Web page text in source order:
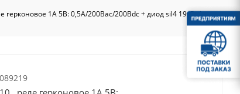
герконовое 1A 5В: 0,5А/200Вac/200Вdc + диод sil4 19х5х4мм